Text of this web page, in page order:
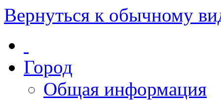
Вернуться к обычному
Город
Общая информация